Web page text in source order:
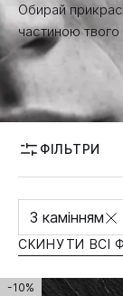
Обирай
частиною
ФІЛЬТРИ
ТЕМАТИКА
З камінням
СКИНУТИ ВСІ
-10%